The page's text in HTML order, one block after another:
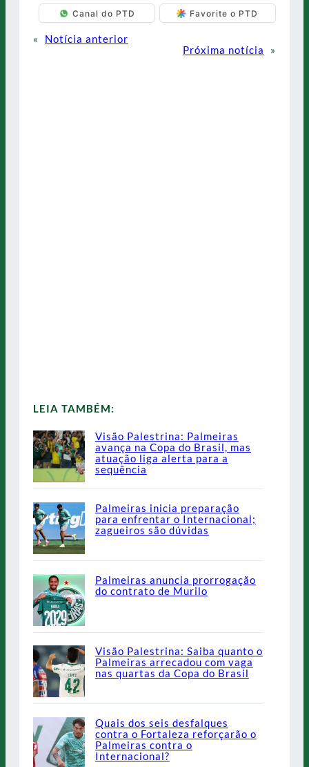
Canal do PTD Favorite o PTD
«
Notícia anterior
Próxima notícia
»
LEIA TAMBÉM:
Visão Palestrina: Palmeiras
avança na Copa do Brasil, mas
atuação liga alerta para a
sequência
Palmeiras inicia preparação
para enfrentar o Internacional;
zagueiros são dúvidas
Palmeiras anuncia prorrogação
do contrato de Murilo
Visão Palestrina: Saiba quanto o
Palmeiras arrecadou com vaga
nas quartas da Copa do Brasil
Quais dos seis desfalques
contra o Fortaleza reforçarão o
Palmeiras contra o
Internacional?